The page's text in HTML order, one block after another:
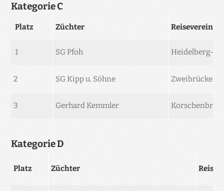
Kategorie C
Platz Züchter
1 SG Pfoh Heidelberg-
2 SG Kipp u. Söhne Zweibrücken
3 Gerhard Kemmler
Kategorie D
Platz Züchter